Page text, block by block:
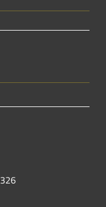
326